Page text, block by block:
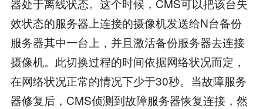
器处于离线状态。这个时候，CMS可以把该台失
效状态的服务器上连接的摄像机发送给N台备份
服务器其中一台上，并且激活备份服务器去连接
摄像机。此切换过程的时间依据网络状况而定，
在网络状况正常的情况下少于30秒。当故障服务
器修复后，CMS侦测到故障服务器恢复连接，然